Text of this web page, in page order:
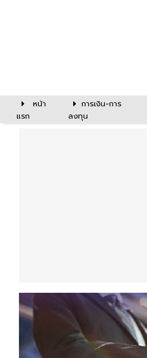
หน้า
แรก
การเงิน-การ
ลงทุน